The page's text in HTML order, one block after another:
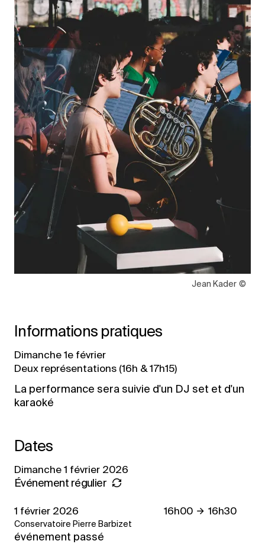
Droits réservés :
Jean Kader
Informations pratiques
Dimanche 1e février
Deux représentations (16h & 17h15)
La performance sera suivie d'un DJ set et d'un
karaoké
Dates
Dimanche 1 février 2026
Événement régulier
1 février 2026 16h00 16h30
Conservatoire Pierre Barbizet
événement passé